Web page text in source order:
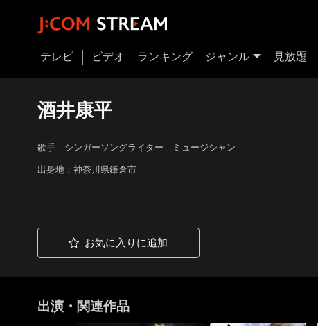
テレビ ビデオ ランキング ジャンル 見放題
酒井康平
歌手 シンガーソングライター ミュージシャン
出身地：神奈川県鎌倉市
お気に入りに追加
出演・関連作品